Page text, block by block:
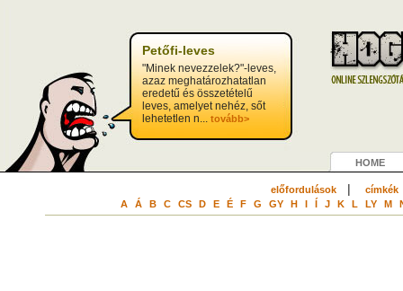
Petőfi-leves
"Minek nevezzelek?"-leves,
azaz meghatározhatatlan
eredetű és összetételű
leves, amelyet nehéz, sőt
lehetetlen n... tovább>
HOME
előfordulások| címkék
A Á B C CS D E É F G GY H I Í J K L LY M